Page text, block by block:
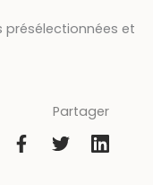
présélectionnées et
Partager